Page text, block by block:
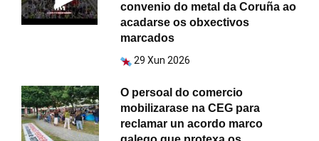
convenio do metal da Coruña ao
acadarse os obxectivos
marcados
29 Xun 2026
O persoal do comercio
mobilizarase na CEG para
reclamar un acordo marco